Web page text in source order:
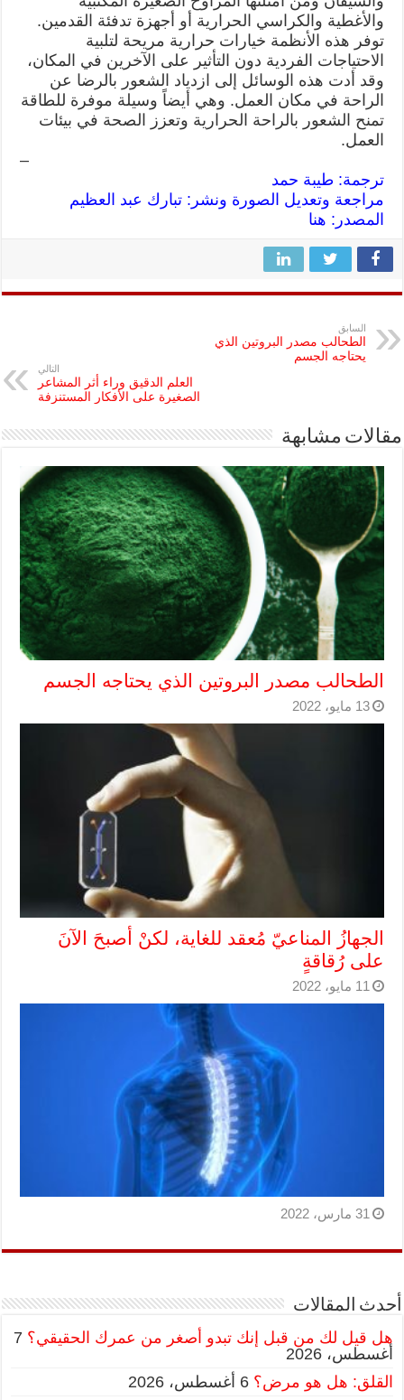
والأغطية والكراسي الحرارية أو أجهزة تدفئة القدمين.
توفر هذه الأنظمة خيارات حرارية مريحة لتلبية
الاحتياجات الفردية دون التأثير على الآخرين في المكان،
وقد أدت هذه الوسائل إلى ازدياد الشعور بالرضا عن
الراحة في مكان العمل. وهي أيضاً وسيلة موفرة للطاقة
تمنح الشعور بالراحة الحرارية وتعزز الصحة في بيئات
العمل.
–
ترجمة: طيبة حمد
مراجعة وتعديل الصورة ونشر: تبارك عبد العظيم
المصدر: هنا
السابق
الطحالب مصدر البروتين الذي
يحتاجه الجسم
التالي
العلم الدقيق وراء أثر المشاعر
الصغيرة على الأفكار المستنزفة
مقالات مشابهة
الطحالب مصدر البروتين الذي يحتاجه الجسم
13 مايو، 2022
الجهازُ المناعيّ مُعقد للغاية، لكنْ أصبحَ الآنَ
على رُقاقةٍ
11 مايو، 2022
31 مارس، 2022
أحدث المقالات
هل قيل لك من قبل إنك تبدو أصغر من عمرك الحقيقي؟ 7
أغسطس، 2026
القلق: هل هو مرض؟ 6 أغسطس، 2026